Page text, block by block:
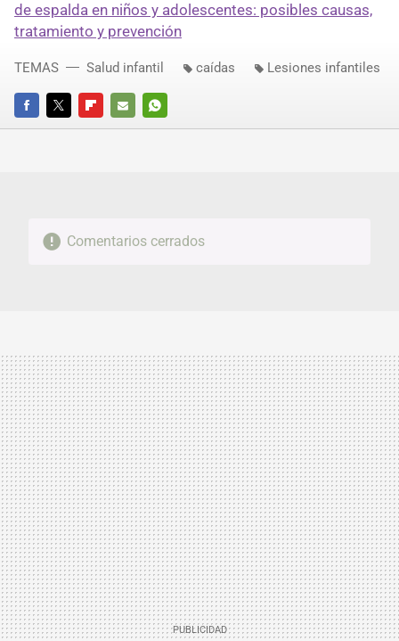
de espalda en niños y adolescentes: posibles causas,
tratamiento y prevención
FACEBOOKTWITTERFLIPBOARD
E-
WHATSAPP
TEMAS Salud infantil caídas Lesiones infantiles
Comentarios cerrados